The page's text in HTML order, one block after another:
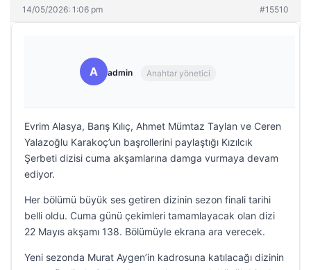
14/05/2026: 1:06 pm #15510
A admin Anahtar yönetici
Evrim Alasya, Barış Kılıç, Ahmet Mümtaz Taylan ve Ceren
Yalazoğlu Karakoç’un başrollerini paylaştığı Kızılcık
Şerbeti dizisi cuma akşamlarına damga vurmaya devam
ediyor.
Her bölümü büyük ses getiren dizinin sezon finali tarihi
belli oldu. Cuma günü çekimleri tamamlayacak olan dizi
22 Mayıs akşamı 138. Bölümüyle ekrana ara verecek.
Yeni sezonda Murat Aygen’in kadrosuna katılacağı dizinin